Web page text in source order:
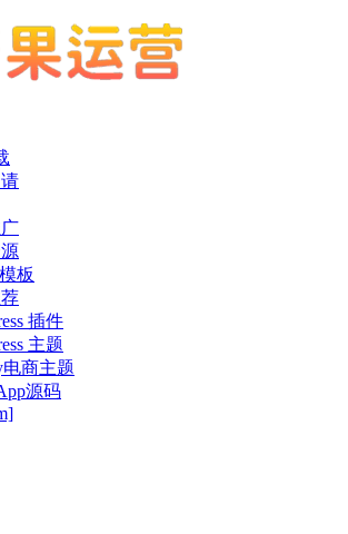
板
插件
主题
电商主题
源码